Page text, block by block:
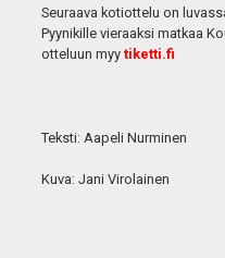
Seuraava kotiottelu on
Pyynikille vieraaksi matkaa
otteluun myytiketti.fi
Teksti: Aapeli Nurminen
Kuva: Jani Virolainen